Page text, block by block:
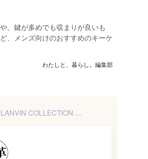
、鍵が多めでも収まりが良いも
、メンズ向けのおすすめのキーケ
わたしと、暮らし。編集部